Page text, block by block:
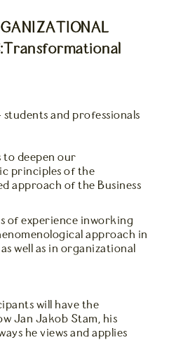
and professionals
to deepen our
principles of the
approach of the Business
of experience inworking
approach in
well as in organizational
will have the
Jan Jakob Stam, his
he views and applies